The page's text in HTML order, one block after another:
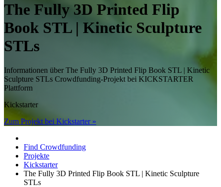
The Fully 3D Printed Flip
Book STL | Kinetic Sculpture
STLs
Informationen über The Fully 3D Printed Flip Book STL | Kinetic
Sculpture STLs Crowdfunding-Projekt bei KICKSTARTER
Plattform
Kickstarter
Zum Projekt bei Kickstarter »
Find Crowdfunding
Projekte
Kickstarter
The Fully 3D Printed Flip Book STL | Kinetic Sculpture
STLs